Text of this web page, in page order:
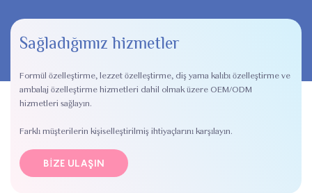
Sağladığımız hizmetler
Formül özelleştirme, lezzet özelleştirme, diş yama kalıbı özelleştirme ve
ambalaj özelleştirme hizmetleri dahil olmak üzere OEM/ODM
hizmetleri sağlayın.
Farklı müşterilerin kişiselleştirilmiş ihtiyaçlarını karşılayın.
BIZE ULAŞIN